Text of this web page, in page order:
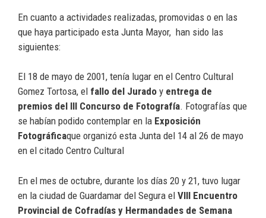
En cuanto a actividades realizadas, promovidas o en las
que haya participado esta Junta Mayor, han sido las
siguientes:
El 18 de mayo de 2001, tenía lugar en el Centro Cultural
Gomez Tortosa, el fallo del Jurado y entrega de
premios del III Concurso de Fotografía. Fotografías que
se habían podido contemplar en la Exposición
Fotográficaque organizó esta Junta del 14 al 26 de mayo
en el citado Centro Cultural
En el mes de octubre, durante los días 20 y 21, tuvo lugar
en la ciudad de Guardamar del Segura el VIII Encuentro
Provincial de Cofradías y Hermandades de Semana